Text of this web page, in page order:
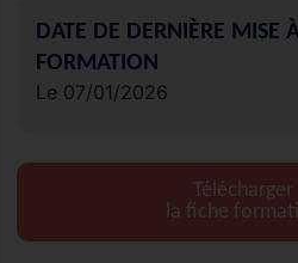
DATE DE DERNIÈRE MISE
FORMATION
Le 07/01/2026
Télécharger
la fiche